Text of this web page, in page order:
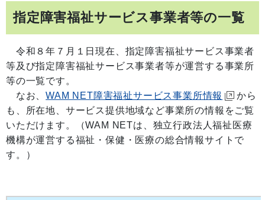
指定障害福祉サービス事業者等の一覧
令和８年７月 １ 日現在、指定障害福祉サービス事業者
等及び指定障害福祉サービス事業者等が運営する事業所
等の一覧です。
なお、WAM NET障害福祉サービス事業所情報
から
も、所在地、サービス提供地域など事業所の情報をご覧
いただけます。
（WAM NETは、独立行政法人福祉医療
機構が運営する福祉・保健・医療の総合情報サイトで
す。）